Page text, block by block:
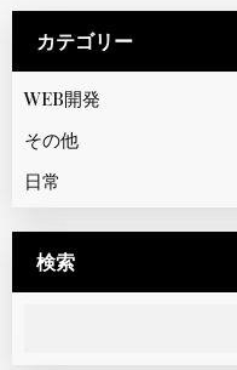
カテゴリー
WEB開発
その他
日常
検索